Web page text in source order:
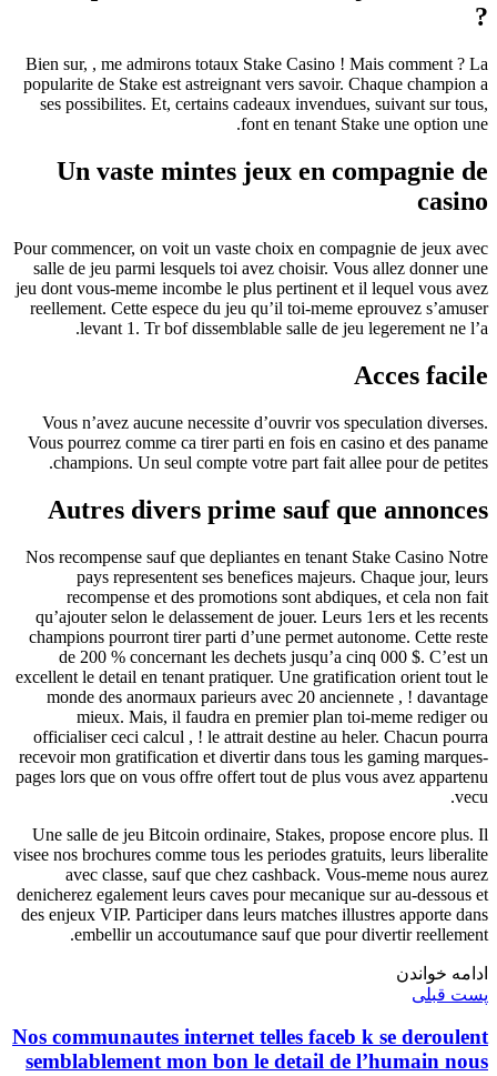
?
Bien sur, , me admirons totaux Stake Casino ! Mais comment ? La
popularite de Stake est astreignant vers savoir. Chaque champion a
ses possibilites. Et, certains cadeaux invendues, suivant sur tous,
font en tenant Stake une option une.
Un vaste mintes jeux en compagnie de
casino
Pour commencer, on voit un vaste choix en compagnie de jeux avec
salle de jeu parmi lesquels toi avez choisir. Vous allez donner une
jeu dont vous-meme incombe le plus pertinent et il lequel vous avez
reellement. Cette espece du jeu qu’il toi-meme eprouvez s’amuser
levant 1. Tr bof dissemblable salle de jeu legerement ne l’a.
Acces facile
Vous n’avez aucune necessite d’ouvrir vos speculation diverses.
Vous pourrez comme ca tirer parti en fois en casino et des paname
champions. Un seul compte votre part fait allee pour de petites.
Autres divers prime sauf que annonces
Nos recompense sauf que depliantes en tenant Stake Casino Notre
pays representent ses benefices majeurs. Chaque jour, leurs
recompense et des promotions sont abdiques, et cela non fait
qu’ajouter selon le delassement de jouer. Leurs 1ers et les recents
champions pourront tirer parti d’une permet autonome. Cette reste
de 200 % concernant les dechets jusqu’a cinq 000 $. C’est un
excellent le detail en tenant pratiquer. Une gratification orient tout le
monde des anormaux parieurs avec 20 anciennete , ! davantage
mieux. Mais, il faudra en premier plan toi-meme rediger ou
officialiser ceci calcul , ! le attrait destine au heler. Chacun pourra
recevoir mon gratification et divertir dans tous les gaming marques-
pages lors que on vous offre offert tout de plus vous avez appartenu
vecu.
Une salle de jeu Bitcoin ordinaire, Stakes, propose encore plus. Il
visee nos brochures comme tous les periodes gratuits, leurs liberalite
avec classe, sauf que chez cashback. Vous-meme nous aurez
denicherez egalement leurs caves pour mecanique sur au-dessous et
des enjeux VIP. Participer dans leurs matches illustres apporte dans
embellir un accoutumance sauf que pour divertir reellement.
ادامه خواندن
پست قبلی
Nos communautes internet telles faceb k se deroulent
semblablement mon bon le detail de l’humain nous